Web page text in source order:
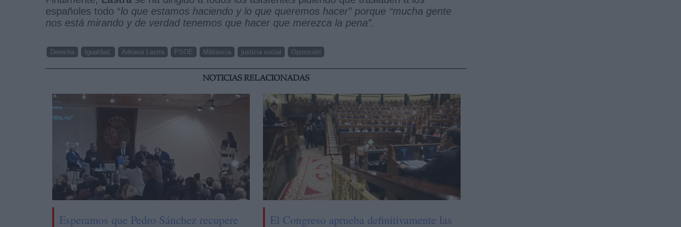
españoles todo “lo que estamos haciendo y lo que queremos hacer” porque “mucha gente
nos está mirando y de verdad tenemos que hacer que merezca la pena”.
Derecha Igualdad, Adriana Lastra PSOE Militancia justicia social Oposición
NOTICIAS RELACIONADAS
Esperamos que Pedro Sánchez recupere
El Congreso aprueba definitivamente las